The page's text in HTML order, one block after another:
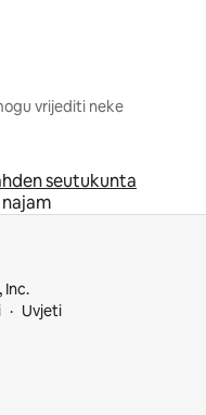
vrijediti neke
seutukunta
Inc.
Uvjeti